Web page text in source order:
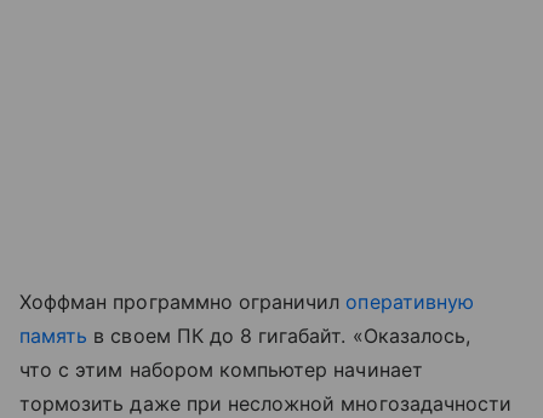
Хоффман программно ограничил оперативную
память в своем ПК до 8 гигабайт. «Оказалось,
что с этим набором компьютер начинает
тормозить даже при несложной многозадачности